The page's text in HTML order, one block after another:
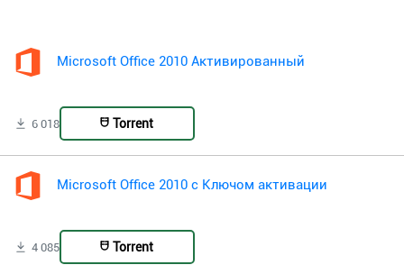
Microsoft Office 2010 Активированный
6 018 Torrent
Microsoft Office 2010 с Ключом активации
4 085 Torrent